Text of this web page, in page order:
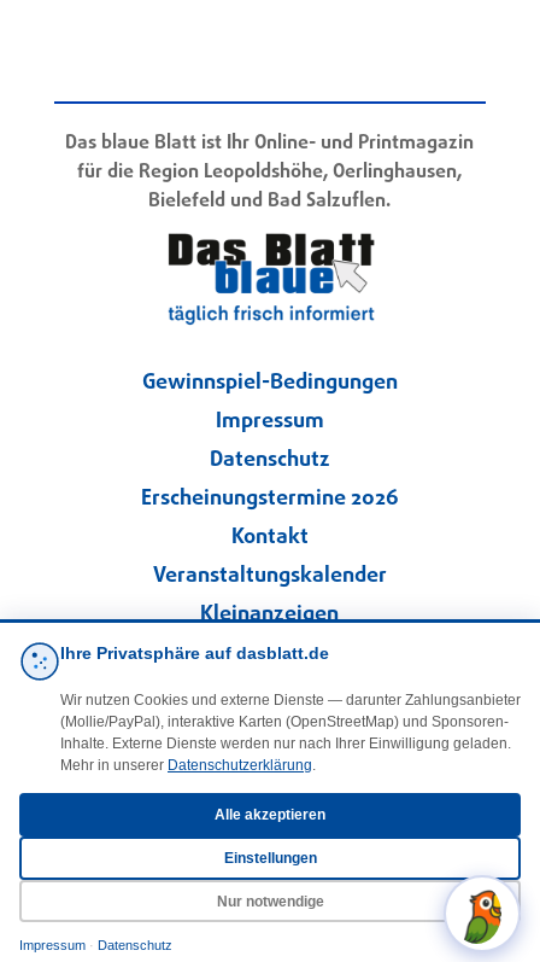
Das blaue Blatt ist Ihr Online- und Printmagazin
für die Region Leopoldshöhe, Oerlinghausen,
Bielefeld und Bad Salzuflen.
Gewinnspiel-Bedingungen
Impressum
Datenschutz
Erscheinungstermine 2026
Kontakt
Veranstaltungskalender
Kleinanzeigen
Folgen Sie uns!
facebook
E-Mail
Ihre Privatsphäre auf dasblatt.de
Wir nutzen Cookies und externe Dienste — darunter Zahlungsanbieter
(Mollie/PayPal), interaktive Karten (OpenStreetMap) und Sponsoren-
Inhalte. Externe Dienste werden nur nach Ihrer Einwilligung geladen.
Mehr in unserer Datenschutzerklärung.
Alle akzeptieren
Einstellungen
Nur notwendige
Impressum · Datenschutz